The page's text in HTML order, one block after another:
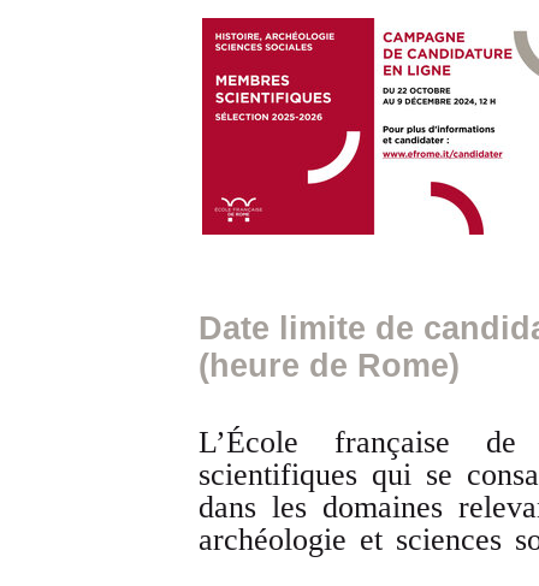
Date limite de
(heure de Rome)
L’École française
scientifiques qui se
dans les domaines
archéologie et sciences